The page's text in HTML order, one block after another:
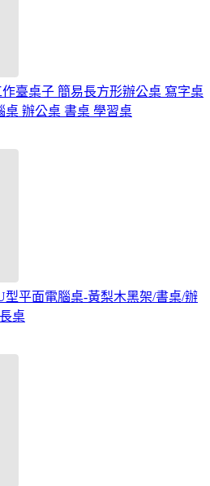
作臺桌子 簡易長方形辦公桌 寫字桌
桌 辦公桌 書桌 學習桌
型平面電腦桌-黃梨木黑架/書桌/辦
桌